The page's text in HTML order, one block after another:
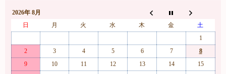
2026年 8月
日
月 火 水 木 金
土
1
2
3 4 5 6 7
8
9
10 11 12 13 14
15